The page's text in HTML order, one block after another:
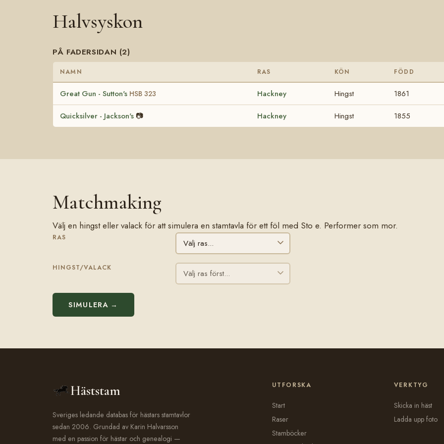
Halvsyskon
PÅ FADERSIDAN (2)
NAMN RAS KÖN FÖDD
Great Gun - Sutton's HSB 323 Hackney Hingst 1861
Quicksilver - Jackson's 📷 Hackney Hingst 1855
Matchmaking
Välj en hingst eller valack för att simulera en stamtavla för ett föl med Sto e. Performer som mor.
RAS
HINGST/VALACK
SIMULERA →
Häststam
Sveriges ledande databas för hästars stamtavlor
sedan 2006. Grundad av Karin Halvarsson
med en passion för hästar och genealogi —
UTFORSKA
Start
Raser
Stamböcker
VERKTYG
Skicka in häst
Ladda upp foto